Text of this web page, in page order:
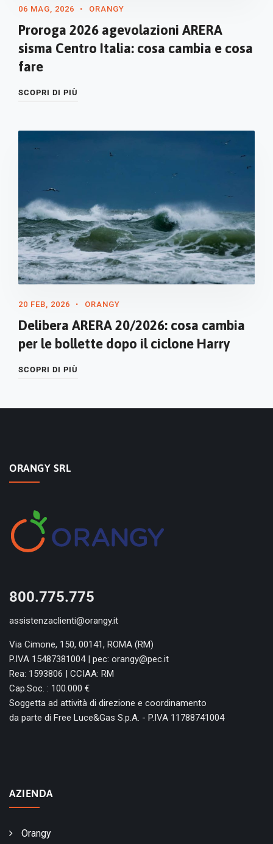
06 MAG, 2026 ORANGY
Proroga 2026 agevolazioni ARERA
sisma Centro Italia: cosa cambia e cosa
fare
SCOPRI DI PIÙ
20 FEB, 2026 ORANGY
Delibera ARERA 20/2026: cosa cambia
per le bollette dopo il ciclone Harry
SCOPRI DI PIÙ
ORANGY SRL
800.775.775
assistenzaclienti@orangy.it
Via Cimone, 150, 00141, ROMA (RM)
P.IVA 15487381004 | pec: orangy@pec.it
Rea: 1593806 | CCIAA: RM
Cap.Soc. : 100.000 €
Soggetta ad attività di direzione e coordinamento
da parte di Free Luce&Gas S.p.A. - P.IVA 11788741004
AZIENDA
Orangy